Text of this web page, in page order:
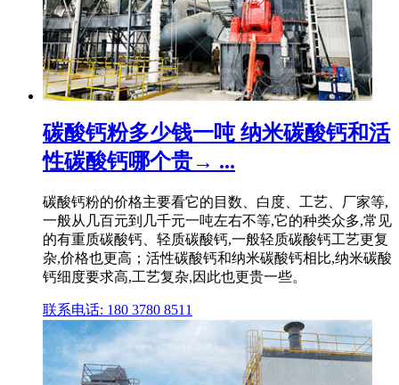
碳酸钙粉多少钱一吨 纳米碳酸钙和活
性碳酸钙哪个贵→ ...
碳酸钙粉的价格主要看它的目数、白度、工艺、厂家等,
一般从几百元到几千元一吨左右不等,它的种类众多,常见
的有重质碳酸钙、轻质碳酸钙,一般轻质碳酸钙工艺更复
杂,价格也更高；活性碳酸钙和纳米碳酸钙相比,纳米碳酸
钙细度要求高,工艺复杂,因此也更贵一些。
联系电话: 180 3780 8511